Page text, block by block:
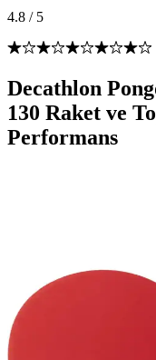
4.8 / 5
Decathlon
130 Raket ve
Performans